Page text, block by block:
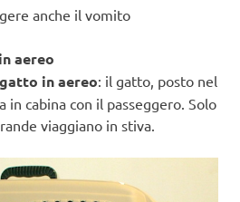
anche il vomito
aereo
in aereo: il gatto, posto nel
in cabina con il passeggero. Solo
viaggiano in stiva.